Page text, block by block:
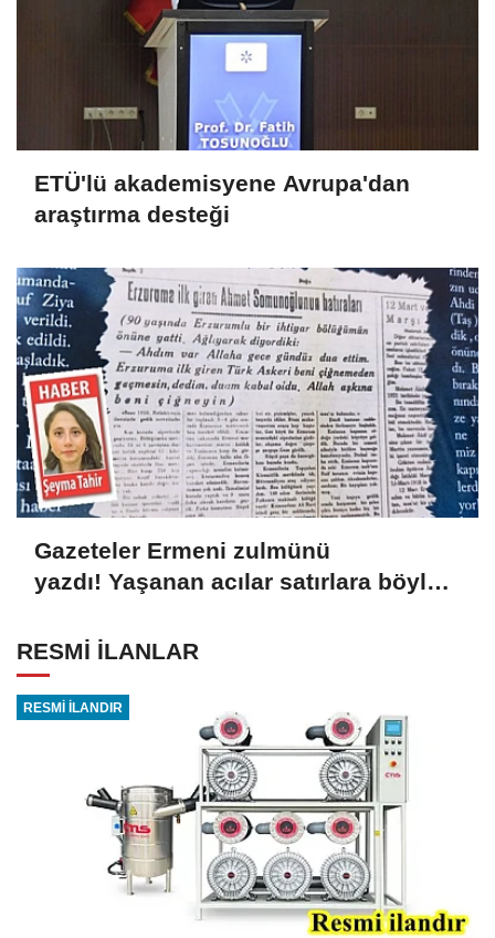
ETÜ'lü akademisyene Avrupa'dan
araştırma desteği
Gazeteler Ermeni zulmünü
yazdı! Yaşanan acılar satırlara böyle
RESMİ İLANLAR
RESMİ İLANDIR